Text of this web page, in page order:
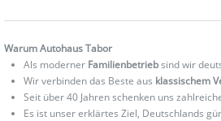
Warum Autohaus Tabor
Als moderner Familienbetriebsind wir
Wir verbinden das Beste aus klassischem
Seit über 40 Jahren schenken uns
Es ist unser erklärtes Ziel, Deutschlands